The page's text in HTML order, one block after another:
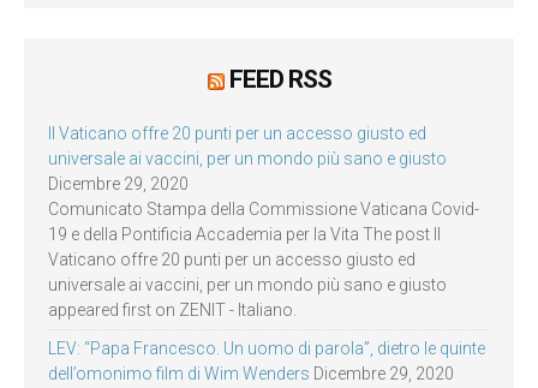
FEED RSS
Il Vaticano offre 20 punti per un accesso giusto ed
universale ai vaccini, per un mondo più sano e giusto
Dicembre 29, 2020
Comunicato Stampa della Commissione Vaticana Covid-
19 e della Pontificia Accademia per la Vita The post Il
Vaticano offre 20 punti per un accesso giusto ed
universale ai vaccini, per un mondo più sano e giusto
appeared first on ZENIT - Italiano.
LEV: “Papa Francesco. Un uomo di parola”, dietro le quinte
dell’omonimo film di Wim Wenders Dicembre 29, 2020